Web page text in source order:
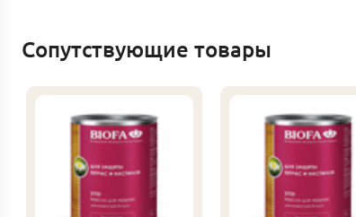
Сопутствующие товары